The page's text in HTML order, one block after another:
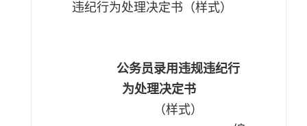
违纪行为处理决定书（样式）
公务员录用违规违纪行
为处理决定书
（样式）